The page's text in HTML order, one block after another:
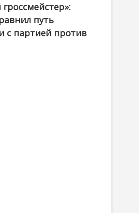
/ Georgian Dream
путь
с партией против